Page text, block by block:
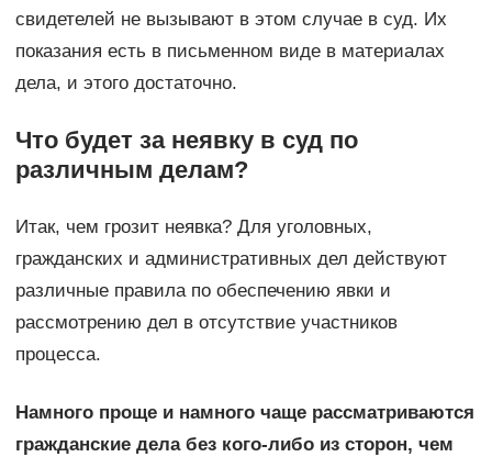
свидетелей не вызывают в этом случае в суд. Их
показания есть в письменном виде в материалах
дела, и этого достаточно.
Что будет за неявку в суд по
различным делам?
Итак, чем грозит неявка? Для уголовных,
гражданских и административных дел действуют
различные правила по обеспечению явки и
рассмотрению дел в отсутствие участников
процесса.
Намного проще и намного чаще рассматриваются
гражданские дела без кого-либо из сторон, чем